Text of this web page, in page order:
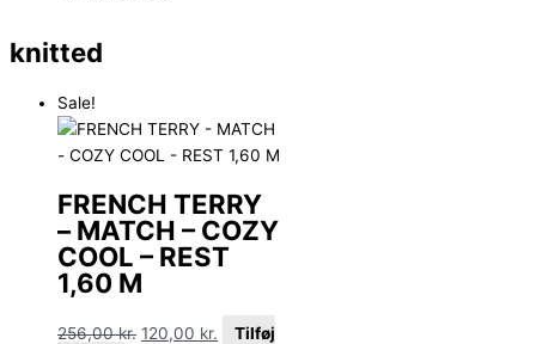
knitted
Sale!
FRENCH TERRY
– MATCH – COZY
COOL – REST
1,60 M
256,00kr. 120,00 kr.
Tilføj